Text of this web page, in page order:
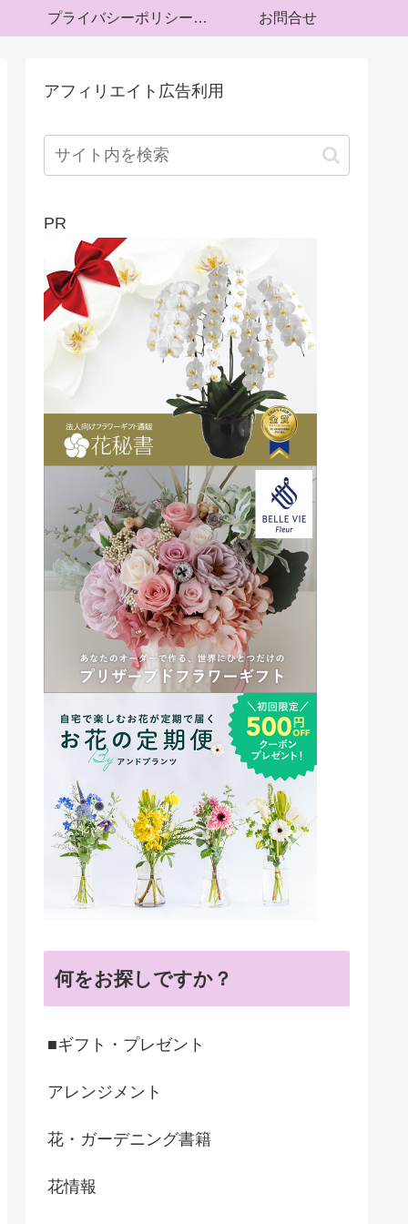
プライバシーポリシー・運営者情報 お問合せ
アフィリエイト広告利用
PR
何をお探しですか？
■ギフト・プレゼント
アレンジメント
花・ガーデニング書籍
花情報